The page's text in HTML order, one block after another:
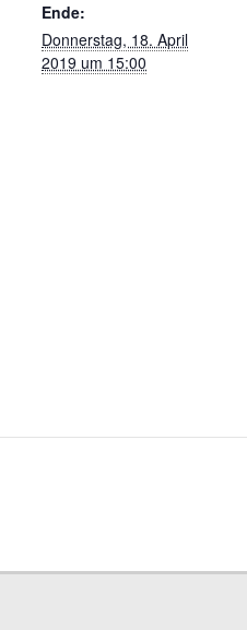
Ende:
Donnerstag, 18. April
2019 um 15:00